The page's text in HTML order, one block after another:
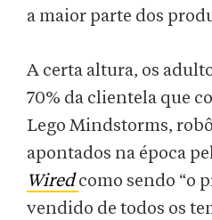
a maior parte dos
A certa altura, os
70% da clientela que
Lego Mindstorms,
apontados na época
Wired como sendo “o
vendido de todos os